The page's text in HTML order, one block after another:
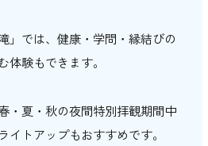
」では、健康・学問・縁結びの
体験もできます。
・夏・秋の夜間特別拝観期間中
イトアップもおすすめです。